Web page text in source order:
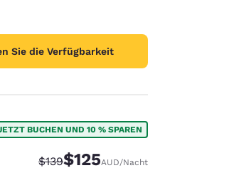
Sie die Verfügbarkeit
BUCHEN UND 10 % SPAREN
Durchgestrichener Preis:
$139Vergünstigter Preis:
$125AUD/Nacht